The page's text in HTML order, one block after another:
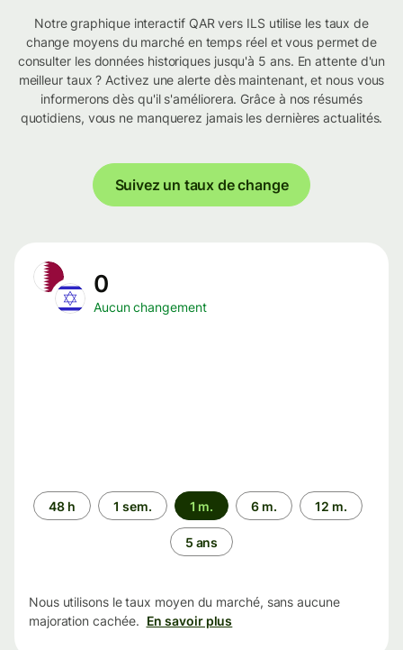
Notre graphique interactif QAR vers ILS utilise les taux de
change moyens du marché en temps réel et vous permet de
consulter les données historiques jusqu'à 5 ans. En attente d'un
meilleur taux ? Activez une alerte dès maintenant, et nous vous
informerons dès qu'il s'améliorera. Grâce à nos résumés
quotidiens, vous ne manquerez jamais les dernières actualités.
Suivez un taux de change
0
Aucun changement
Période
48 h 1 sem. 1 m. 6 m. 12 m.
5 ans
Nous utilisons le taux moyen du marché, sans aucune
majoration cachée. En savoir plus